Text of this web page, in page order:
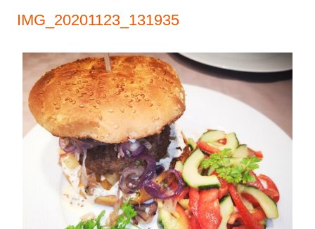
IMG_20201123_131935